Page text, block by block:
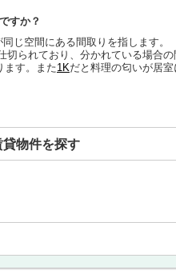
すか？
じ空間にある間取りを指します。
切られており、分かれている場合
ます。また1Kだと料理の匂いが居
物件を探す